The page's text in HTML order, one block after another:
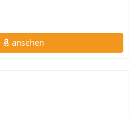
ansehen